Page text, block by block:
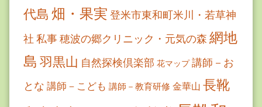
代島 畑・果実 登米市東和町米川・若草神
社 私事穂波の郷クリニック・元気の森 網地
島 羽黒山 自然探検倶楽部 花マップ 講師－お
とな 講師－こども 講師－教育研修 金華山 長靴